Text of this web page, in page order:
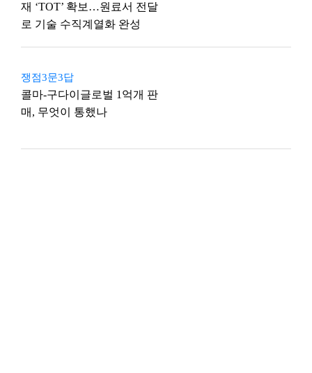
재 ‘TOT’ 확보…원료서 전달
로 기술 수직계열화 완성
쟁점3문3답
콜마-구다이글로벌 1억개 판
매, 무엇이 통했나